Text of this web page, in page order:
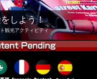
東京ベイ
大阪
しよう！
観光アクティビティ